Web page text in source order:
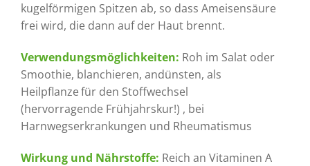
kugelförmigen Spitzen ab, so dass Ameisensäure
frei wird, die dann auf der Haut brennt.
Verwendungsmöglichkeiten: Roh im Salat oder
Smoothie, blanchieren, andünsten, als
Heilpflanzefür den Stoffwechsel
(hervorragende Frühjahrskur!) , bei
Harnwegserkrankungen und Rheumatismus
Wirkung und Nährstoffe: Reich an Vitaminen A